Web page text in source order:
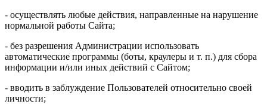
- осуществлять любые действия, направленные на нарушение
нормальной работы Сайта;
- без разрешения Администрации использовать
автоматические программы (боты, краулеры и т. п.) для сбора
информации и/или иных действий с Сайтом;
- вводить в заблуждение Пользователей относительно своей
личности;